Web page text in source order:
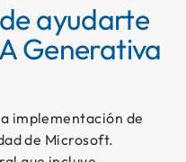
ayudarte
Generativa
implementación de
de Microsoft.